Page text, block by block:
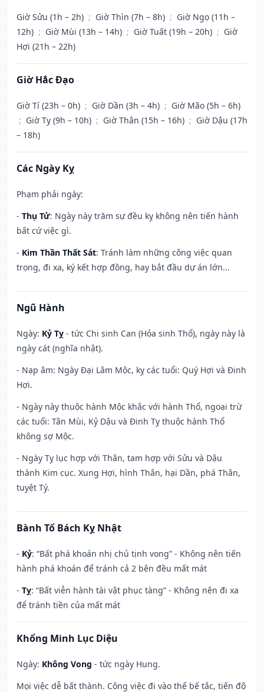
Giờ Sửu (1h – 2h) ; Giờ Thìn (7h – 8h) ; Giờ Ngọ (11h –
12h) ; Giờ Mùi (13h – 14h) ; Giờ Tuất (19h – 20h) ; Giờ
Hợi (21h – 22h)
Giờ Hắc Đạo
Giờ Tí (23h – 0h) ; Giờ Dần (3h – 4h) ; Giờ Mão (5h – 6h)
; Giờ Tỵ (9h – 10h) ; Giờ Thân (15h – 16h) ; Giờ Dậu (17h
– 18h)
Các Ngày Kỵ
Phạm phải ngày:
- Thụ Tử: Ngày này trăm sự đều kỵ không nên tiến hành
bất cứ việc gì.
- Kim Thần Thất Sát: Tránh làm những công việc quan
trọng, đi xa, ký kết hợp đồng, hay bắt đầu dự án lớn...
Ngũ Hành
Ngày: Kỷ Tỵ - tức Chi sinh Can (Hỏa sinh Thổ), ngày này là
ngày cát (nghĩa nhật).
- Nạp âm: Ngày Đại Lâm Mộc, kỵ các tuổi: Quý Hợi và Đinh
Hợi.
- Ngày này thuộc hành Mộc khắc với hành Thổ, ngoại trừ
các tuổi: Tân Mùi, Kỷ Dậu và Đinh Tỵ thuộc hành Thổ
không sợ Mộc.
- Ngày Tỵ lục hợp với Thân, tam hợp với Sửu và Dậu
thành Kim cục. Xung Hợi, hình Thân, hại Dần, phá Thân,
tuyệt Tý.
Bành Tổ Bách Kỵ Nhật
- Kỷ: “Bất phá khoán nhị chủ tịnh vong” - Không nên tiến
hành phá khoán để tránh cả 2 bên đều mất mát
- Tỵ: “Bất viễn hành tài vật phục tàng” - Không nên đi xa
để tránh tiền của mất mát
Khổng Minh Lục Diệu
Ngày: Không Vong - tức ngày Hung.
Mọi việc dễ bất thành. Công việc đi vào thế bế tắc, tiến độ